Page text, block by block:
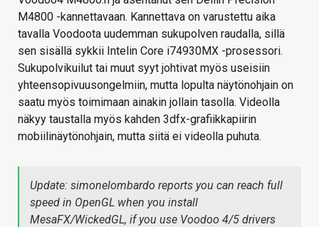
M4800 -kannettavaan. Kannettava on varustettu aika
tavalla Voodoota uudemman sukupolven raudalla, sillä
sen sisällä sykkii Intelin Core i74930MX -prosessori.
Sukupolvikuilut tai muut syyt johtivat myös useisiin
yhteensopivuusongelmiin, mutta lopulta näytönohjain on
saatu myös toimimaan ainakin jollain tasolla. Videolla
näkyy taustalla myös kahden 3dfx-grafiikkapiirin
mobiilinäytönohjain, mutta siitä ei videolla puhuta.
Update: simonelombardo reports you can reach full
speed in OpenGL when you install
MesaFX/WickedGL, if you use Voodoo 4/5 drivers